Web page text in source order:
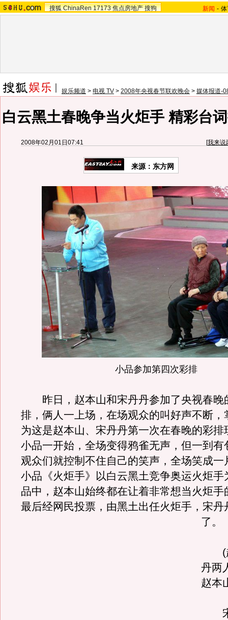
搜狐 ChinaRen 17173 焦点房地产 搜狗 新闻 -
娱乐频道 > 电视 TV > 2008年央视春节联欢晚会 > 媒体报道-
白云黑土春晚争当火炬手 精彩台
2008年02月01日07:41 [我来说
来源：东方网
小品参加第四次彩排
昨日，赵本山和宋丹丹参加了央视春晚
排，俩人一上场，在场观众的叫好声不断，
为这是赵本山、宋丹丹第一次在春晚的彩排
小品一开始，全场变得鸦雀无声，但一到有
观众们就控制不住自己的笑声，全场笑成一
小品《火炬手》以白云黑土竞争奥运火炬手
品中，赵本山始终都在让着非常想当火炬手
最后经网民投票，由黑土出任火炬手，宋丹
了。
(赵
丹两
赵本
宋